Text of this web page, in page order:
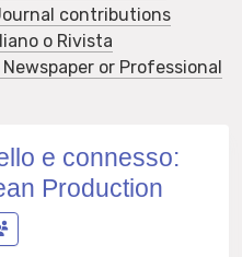
contributions
o Rivista
or Professional
e connesso:
Production